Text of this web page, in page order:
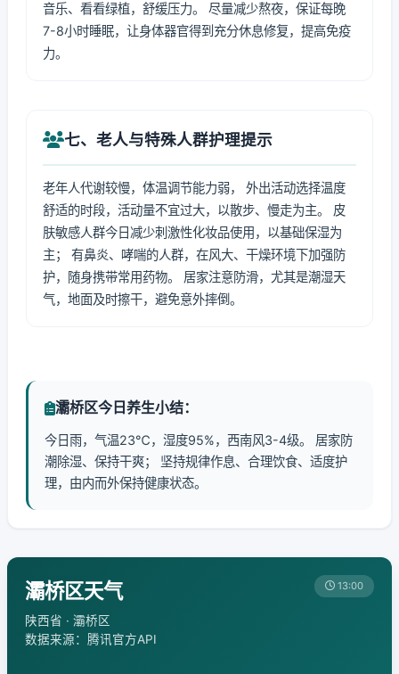
音乐、看看绿植，舒缓压力。 尽量减少熬夜，保证每晚
7-8小时睡眠，让身体器官得到充分休息修复，提高免疫
力。
七、老人与特殊人群护理提示
老年人代谢较慢，体温调节能力弱， 外出活动选择温度
舒适的时段，活动量不宜过大，以散步、慢走为主。 皮
肤敏感人群今日减少刺激性化妆品使用，以基础保湿为
主； 有鼻炎、哮喘的人群，在风大、干燥环境下加强防
护，随身携带常用药物。 居家注意防滑，尤其是潮湿天
气，地面及时擦干，避免意外摔倒。
灞桥区今日养生小结：
今日雨，气温23℃，湿度95%，西南风3-4级。 居家防
潮除湿、保持干爽； 坚持规律作息、合理饮食、适度护
理，由内而外保持健康状态。
灞桥区天气
陕西省 · 灞桥区
数据来源：腾讯官方API
13:00